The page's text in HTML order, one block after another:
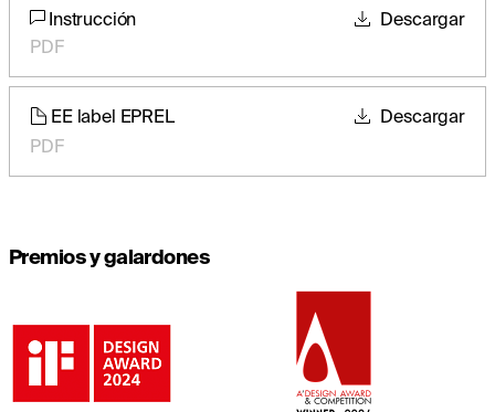
Instrucción
PDF
Descargar
EE label EPREL
PDF
Descargar
Premios y galardones